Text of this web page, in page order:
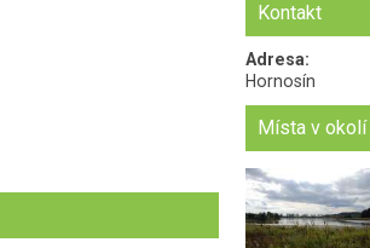
Kontakt
Adresa:
Hornosín
Místa v okolí